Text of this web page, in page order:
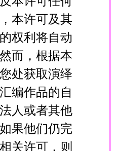
本许可及其
权利将自动
而，根据本
处获取演绎
编作品的自
人或者其他
果他们仍完
关许可，则